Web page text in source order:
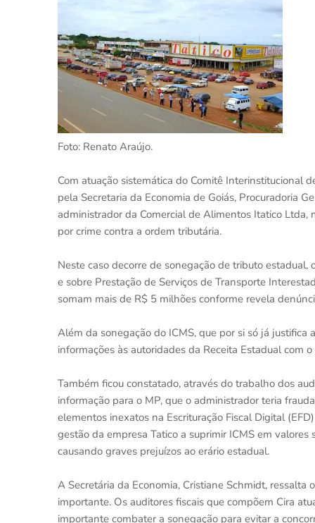
Foto: Renato Araújo.
Com atuação sistemática do Comitê Interinstitucional
pela Secretaria da Economia de Goiás, Procuradoria
administrador da Comercial de Alimentos Itatico Ltda,
por crime contra a ordem tributária.
Neste caso decorre de sonegação de tributo
e sobre Prestação de Serviços de Transporte
somam mais de R$ 5 milhões conforme revela
Além da sonegação do ICMS, que por si só já
informações às autoridades da Receita Estadual com
Também ficou constatado, através do trabalho dos
informação para o MP, que o administrador teria
elementos inexatos na Escrituração Fiscal Digital
gestão da empresa Tatico a suprimir ICMS em
causando graves prejuízos ao erário estadual.
A Secretária da Economia, Cristiane Schmidt,
importante. Os auditores fiscais que compõem Cira
importante combater a sonegação para evitar a